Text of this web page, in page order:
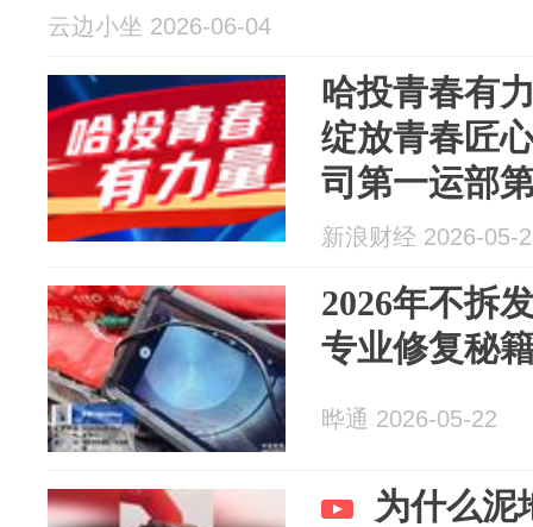
云边小坐 2026-06-04
哈投青春有
绽放青春匠
司第一运部
新浪财经 2026-05-
2026年不拆
专业修复秘
晔通 2026-05-22
为什么泥